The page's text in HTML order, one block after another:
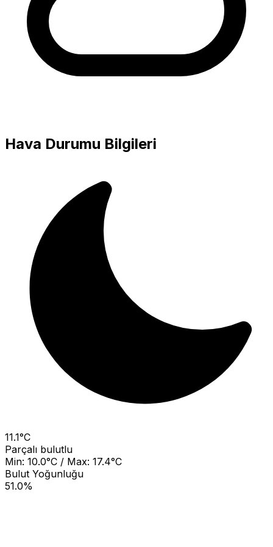
Hava Durumu Bilgileri
11.1°C
Parçalı bulutlu
Min: 10.0°C / Max: 17.4°C
Bulut Yoğunluğu
51.0%